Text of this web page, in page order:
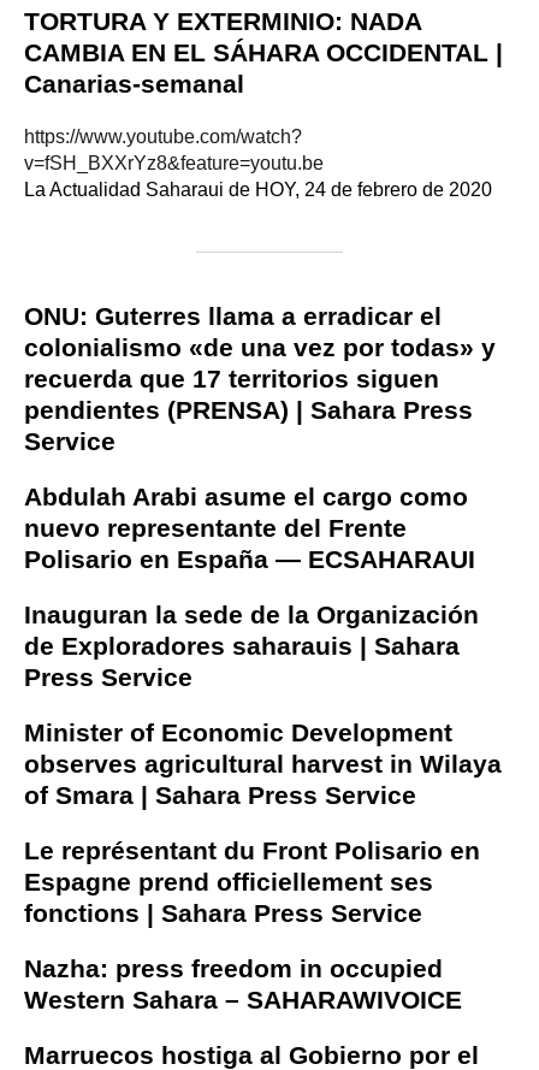
TORTURA Y EXTERMINIO: NADA
CAMBIA EN EL SÁHARA OCCIDENTAL |
Canarias-semanal
https://www.youtube.com/watch?
v=fSH_BXXrYz8&feature=youtu.be
La Actualidad Saharaui de HOY, 24 de febrero de 2020
ONU: Guterres llama a erradicar el
colonialismo «de una vez por todas» y
recuerda que 17 territorios siguen
pendientes (PRENSA) | Sahara Press
Service
Abdulah Arabi asume el cargo como
nuevo representante del Frente
Polisario en España — ECSAHARAUI
Inauguran la sede de la Organización
de Exploradores saharauis | Sahara
Press Service
Minister of Economic Development
observes agricultural harvest in Wilaya
of Smara | Sahara Press Service
Le représentant du Front Polisario en
Espagne prend officiellement ses
fonctions | Sahara Press Service
Nazha: press freedom in occupied
Western Sahara – SAHARAWIVOICE
Marruecos hostiga al Gobierno por el